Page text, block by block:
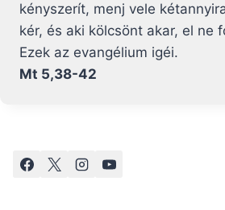
kényszerít, menj vele
kér, és aki kölcsönt akar, el ne
Ezek az evangélium igéi.
Mt 5,38-42